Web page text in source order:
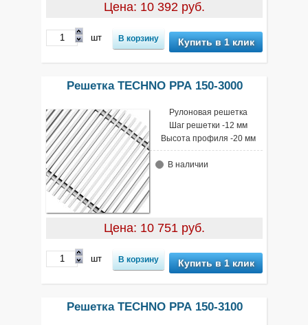
Цена: 10 392 руб.
шт Купить в 1 клик
Решетка TECHNO РРА 150-3000
Рулоновая решетка
Шаг решетки -12 мм
Высота профиля -20 мм
В наличии
Цена: 10 751 руб.
шт Купить в 1 клик
Решетка TECHNO РРА 150-3100